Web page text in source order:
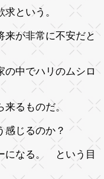
という。
来が非常に不安だと
の中でハリのムシロ
るものだ。
感じるのか？
になる。 という目